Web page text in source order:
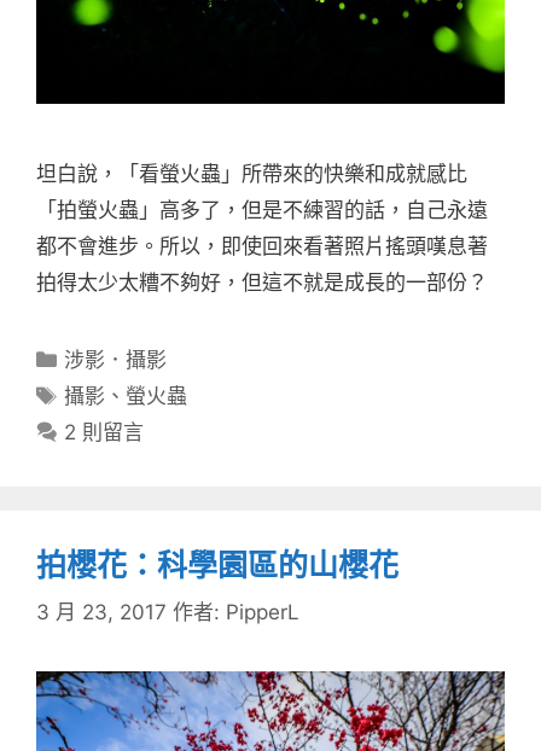
坦白說，「看螢火蟲」所帶來的快樂和成就感比
「拍螢火蟲」高多了，但是不練習的話，自己永遠
都不會進步。所以，即使回來看著照片搖頭嘆息著
拍得太少太糟不夠好，但這不就是成長的一部份？
分
類
涉影．攝影
標
籤
攝影 、 螢火蟲
2 則留言
拍櫻花：科學園區的山櫻花
3 月 23, 2017 作者: PipperL